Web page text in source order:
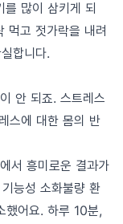
많이 삼키게 되
먹고 젓가락을 내려
합니다.
안 되죠. 스트레스
스에 대한 몸의 반
서 흥미로운 결과가
능성 소화불량 환
했어요. 하루 10분,